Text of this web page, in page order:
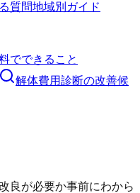
質問地域別ガイド
でできること
解体費用診断の改善候
良が必要か事前にわから